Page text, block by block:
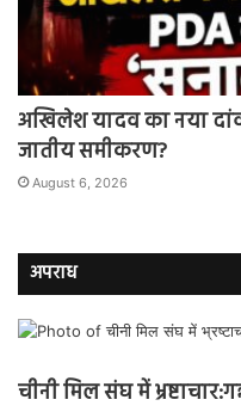
अखिलेश यादव का नया
जातीय समीकरण?
August 6, 2026
अपराध
चीनी मिल संघ में